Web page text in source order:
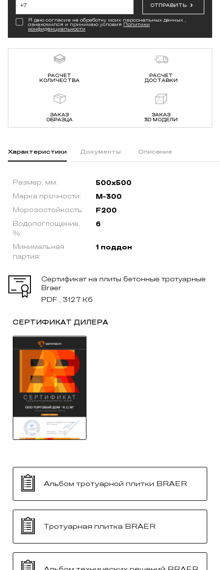
ОТПРАВИТЬ
Я даю согласие на обработку моих персональных данных ,
ознакомился и принимаю условия Политики
конфиденциальности
РАСЧЕТ
КОЛИЧЕСТВА
РАСЧЕТ
ДОСТАВКИ
ЗАКАЗ
ОБРАЗЦА
ЗАКАЗ
3D МОДЕЛИ
Характеристики Документы Описание
Размер, мм: 500x500
Марка прочности: М-300
Морозостойкость: F200
Водопоглощение,
%:
6
Минимальная
партия:
1 поддон
Сертификат на плиты бетонные тротуарные
Braer
PDF , 312.7 Кб
СЕРТИФИКАТ ДИЛЕРА
Альбом тротуарной плитки BRAER
Тротуарная плитка BRAER